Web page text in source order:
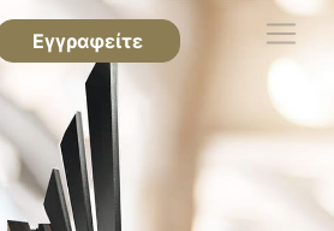
Εγγραφείτε